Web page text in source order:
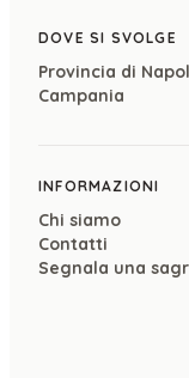
DOVE SI SVOLGE
Provincia di
Campania
INFORMAZIONI
Chi siamo
Contatti
Segnala una